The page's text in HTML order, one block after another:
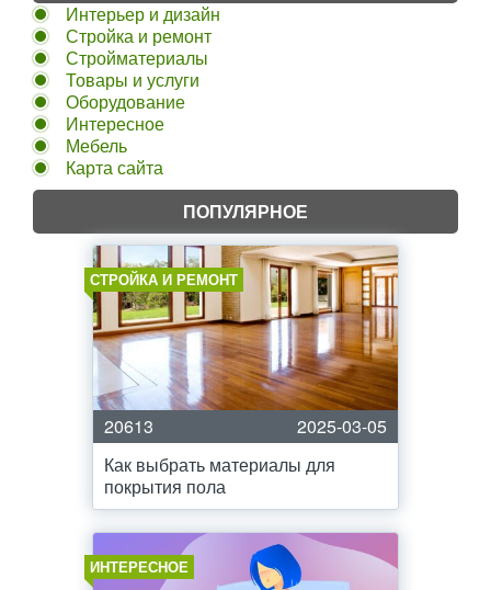
Интерьер и дизайн
Стройка и ремонт
Стройматериалы
Товары и услуги
Оборудование
Интересное
Мебель
Карта сайта
ПОПУЛЯРНОЕ
СТРОЙКА И РЕМОНТ
20613
2025-03-05
Как выбрать материалы для
покрытия пола
ИНТЕРЕСНОЕ